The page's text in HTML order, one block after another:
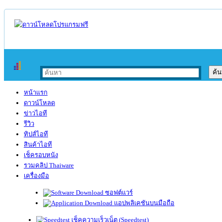
หน้าแรก
ดาวน์โหลด
ข่าวไอที
รีวิว
ทิปส์ไอที
สินค้าไอที
เช็ครอบหนัง
รวมคลิป Thaiware
เครื่องมือ
ซอฟต์แวร์
แอปพลิเคชันบนมือถือ
เช็คความเร็วเน็ต (Speedtest)